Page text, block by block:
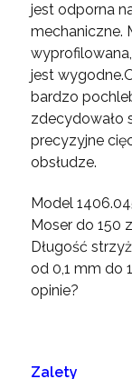
jest odporna
mechaniczne.
jest
bardzo
zdecydowało
precyzyjne
obsłudze.
Model
Moser do 150
Długość
od 0,1 mm do
opinie?
Zalety